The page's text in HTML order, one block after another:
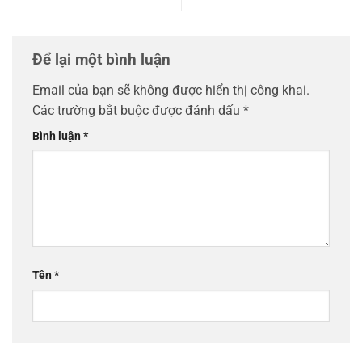
Để lại một bình luận
Email của bạn sẽ không được hiển thị công khai.
Các trường bắt buộc được đánh dấu *
Bình luận*
Tên*